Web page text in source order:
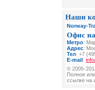
Наши
Norway-
Офис
Метро:
Адрес:
Тел: +7
E-mail:
© 2005-
Полное
ссылке на